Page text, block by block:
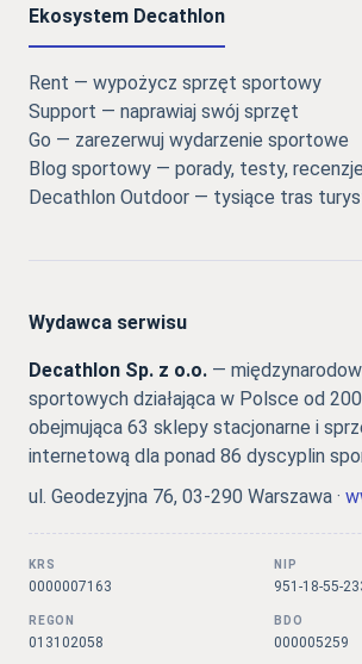
Ekosystem Decathlon
Rent — wypożycz sprzęt sportowy
Support — naprawiaj swój sprzęt
Go — zarezerwuj wydarzenie sportowe
Blog sportowy — porady, testy, recenzje
Decathlon Outdoor — tysiące tras
Wydawca serwisu
Decathlon Sp. z o.o. —
sportowych działająca w Polsce od
obejmująca 63 sklepy stacjonarne i
internetową dla ponad 86 dyscyplin
ul. Geodezyjna 76, 03-290 Warszawa ·
KRS
0000007163
NIP
951-18-55-
REGON
013102058
BDO
000005259